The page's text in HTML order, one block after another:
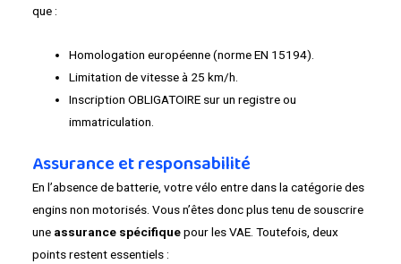
que :
Homologation européenne (norme EN 15194).
Limitation de vitesse à 25 km/h.
Inscription OBLIGATOIRE sur un registre ou
immatriculation.
Assurance et responsabilité
En l’absence de batterie, votre vélo entre dans la catégorie des
engins non motorisés. Vous n’êtes donc plus tenu de souscrire
une assurance spécifiquepour les VAE. Toutefois, deux
points restent essentiels :